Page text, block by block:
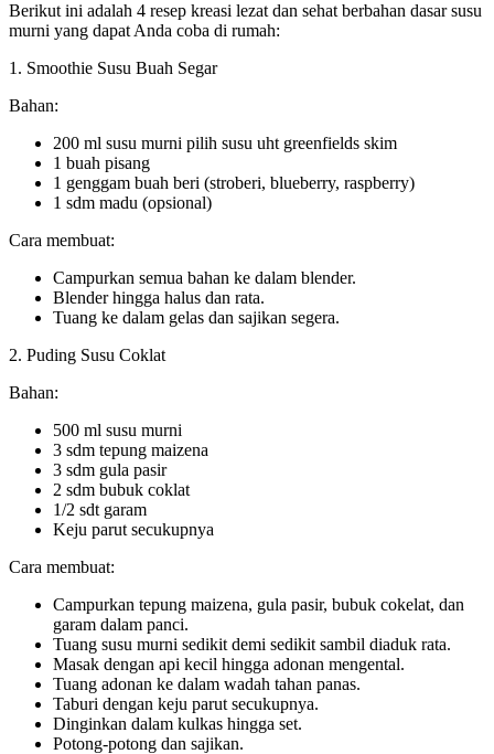
Berikut ini adalah 4 resep kreasi lezat dan sehat berbahan dasar susu
murni yang dapat Anda coba di rumah:
1. Smoothie Susu Buah Segar
Bahan:
200 ml susu murni pilih susu uht greenfields skim
1 buah pisang
1 genggam buah beri (stroberi, blueberry, raspberry)
1 sdm madu (opsional)
Cara membuat:
Campurkan semua bahan ke dalam blender.
Blender hingga halus dan rata.
Tuang ke dalam gelas dan sajikan segera.
2. Puding Susu Coklat
Bahan:
500 ml susu murni
3 sdm tepung maizena
3 sdm gula pasir
2 sdm bubuk coklat
1/2 sdt garam
Keju parut secukupnya
Cara membuat:
Campurkan tepung maizena, gula pasir, bubuk cokelat, dan
garam dalam panci.
Tuang susu murni sedikit demi sedikit sambil diaduk rata.
Masak dengan api kecil hingga adonan mengental.
Tuang adonan ke dalam wadah tahan panas.
Taburi dengan keju parut secukupnya.
Dinginkan dalam kulkas hingga set.
Potong-potong dan sajikan.